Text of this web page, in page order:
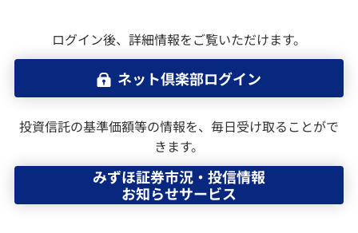
みずほ証券の投信積立サービス
外国投資信託の運用報告書（全体版）
MRF・外貨建MMF
ログイン後、詳細情報をご覧いただけます。
ネット倶楽部ログイン
投資信託の基準価額等の情報を、毎日受け取ることがで
きます。
みずほ証券市況・投信情報
お知らせサービス